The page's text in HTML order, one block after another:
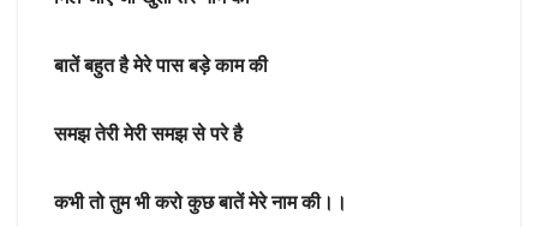
बातें बहुत है मेरे पास बड़े काम की
समझ तेरी मेरी समझ से परे है
कभी तो तुम भी करो कुछ बातें मेरे नाम की।।